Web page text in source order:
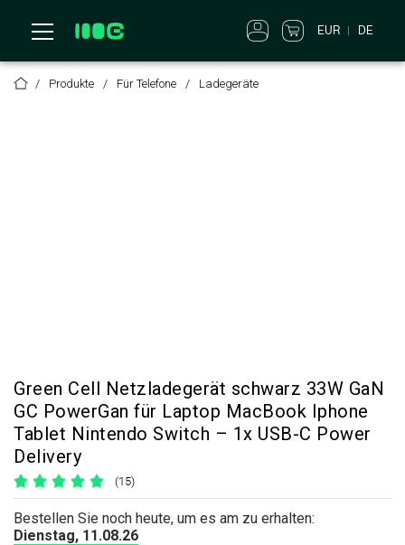
EUR DE
Produkte Für Telefone Ladegeräte
Green Cell Netzladegerät schwarz 33W GaN
GC PowerGan für Laptop MacBook Iphone
Tablet Nintendo Switch – 1x USB-C Power
Delivery
(15)
Bestellen Sie noch heute, um es am zu erhalten:
Dienstag, 11.08.26